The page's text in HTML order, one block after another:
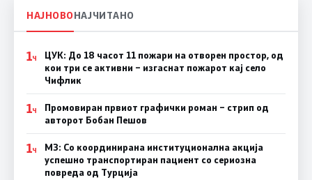
НАЈНОВОНАЈЧИТАНО
1Ч
ЦУК: До 18 часот 11 пожари на отворен простор, од
кои три се активни – изгаснат пожарот кај село
Чифлик
1Ч
Промовиран првиот графички роман – стрип од
авторот Бобан Пешов
1Ч
МЗ: Со координирана институционална акција
успешно транспортиран пациент со сериозна
повреда од Турција